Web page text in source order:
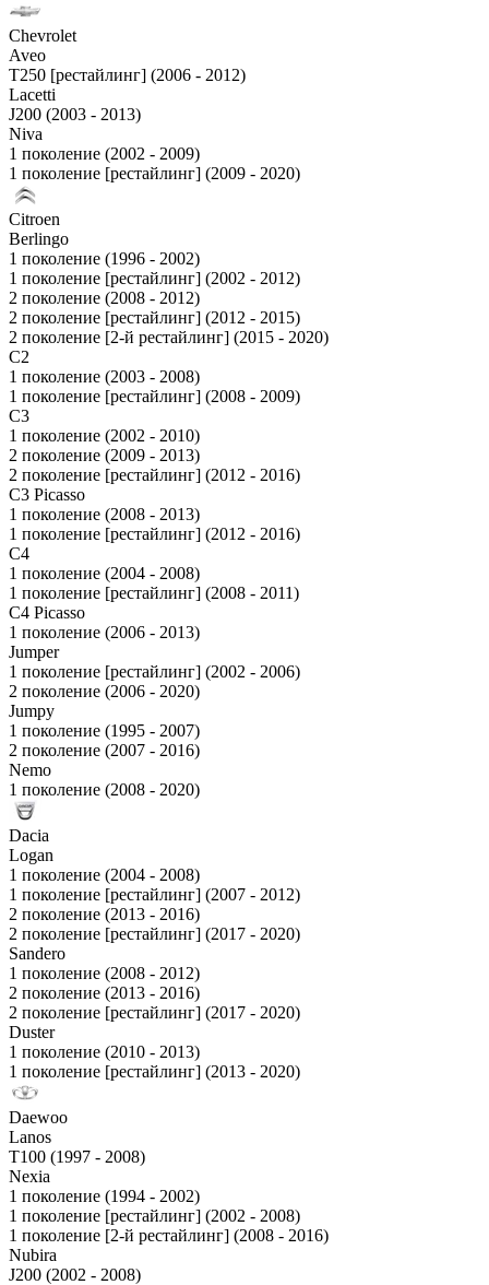
Chevrolet
Aveo
T250 [рестайлинг] (2006 - 2012)
Lacetti
J200 (2003 - 2013)
Niva
1 поколение (2002 - 2009)
1 поколение [рестайлинг] (2009 - 2020)
Citroen
Berlingo
1 поколение (1996 - 2002)
1 поколение [рестайлинг] (2002 - 2012)
2 поколение (2008 - 2012)
2 поколение [рестайлинг] (2012 - 2015)
2 поколение [2-й рестайлинг] (2015 - 2020)
C2
1 поколение (2003 - 2008)
1 поколение [рестайлинг] (2008 - 2009)
C3
1 поколение (2002 - 2010)
2 поколение (2009 - 2013)
2 поколение [рестайлинг] (2012 - 2016)
C3 Picasso
1 поколение (2008 - 2013)
1 поколение [рестайлинг] (2012 - 2016)
C4
1 поколение (2004 - 2008)
1 поколение [рестайлинг] (2008 - 2011)
C4 Picasso
1 поколение (2006 - 2013)
Jumper
1 поколение [рестайлинг] (2002 - 2006)
2 поколение (2006 - 2020)
Jumpy
1 поколение (1995 - 2007)
2 поколение (2007 - 2016)
Nemo
1 поколение (2008 - 2020)
Dacia
Logan
1 поколение (2004 - 2008)
1 поколение [рестайлинг] (2007 - 2012)
2 поколение (2013 - 2016)
2 поколение [рестайлинг] (2017 - 2020)
Sandero
1 поколение (2008 - 2012)
2 поколение (2013 - 2016)
2 поколение [рестайлинг] (2017 - 2020)
Duster
1 поколение (2010 - 2013)
1 поколение [рестайлинг] (2013 - 2020)
Daewoo
Lanos
T100 (1997 - 2008)
Nexia
1 поколение (1994 - 2002)
1 поколение [рестайлинг] (2002 - 2008)
1 поколение [2-й рестайлинг] (2008 - 2016)
Nubira
J200 (2002 - 2008)